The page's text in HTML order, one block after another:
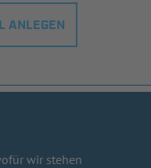
ANLEGEN
wir stehen